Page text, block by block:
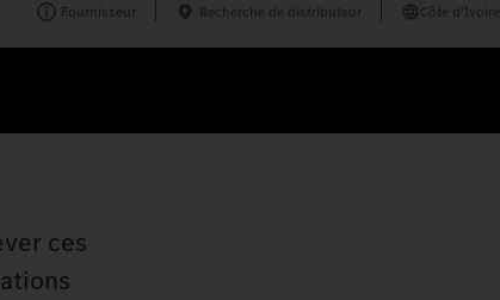
Fournisseur Recherche de distributeur Côte d'Ivoire
ces